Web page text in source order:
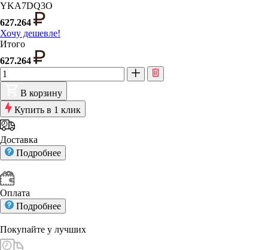
YKA7DQ3O
627.264
Хочу дешевле!
Итого
627.264
В корзину
Купить в 1 клик
Доставка
Подробнее
Оплата
Подробнее
Покупайте у лучших